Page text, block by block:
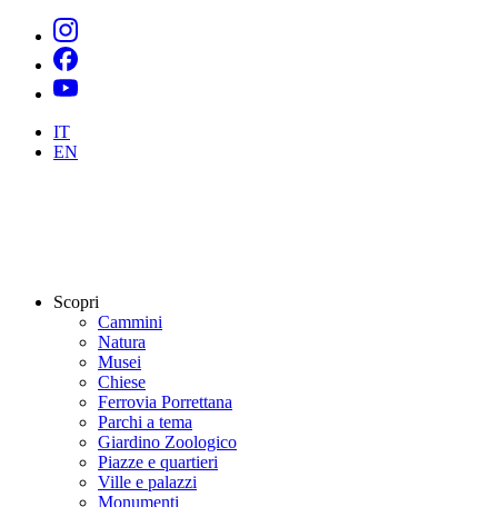
IT
EN
Scopri
Cammini
Natura
Musei
Chiese
Ferrovia Porrettana
Parchi a tema
Giardino Zoologico
Piazze e quartieri
Ville e palazzi
Monumenti